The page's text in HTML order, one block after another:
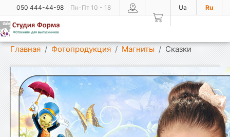
Ua Ru
050 444-44-98 Пн-Пт 10 - 18
Показать меню
Главная Фотопродукция Магниты Сказки